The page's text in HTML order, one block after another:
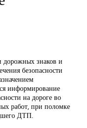
дорожных знаков и
безопасности
информирование
на дороге во
работ, при поломке
ДТП.